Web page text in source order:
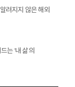
려지지 않은 해외
는 ‘내 삶의